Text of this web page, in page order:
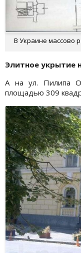
В Украине массово
Элитное укрытие
А на ул. Пилипа
площадью 309